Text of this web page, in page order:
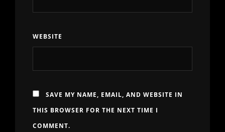
WEBSITE
SAVE MY NAME, EMAIL, AND WEBSITE IN
THIS BROWSER FOR THE NEXT TIME I
COMMENT.